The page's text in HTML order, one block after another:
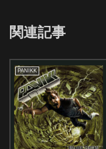
関連記事
PANIKK